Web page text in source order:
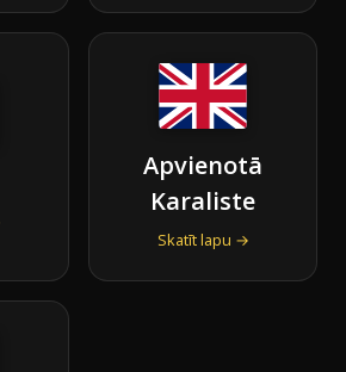
Apvienotā
Karaliste
Skatīt lapu →